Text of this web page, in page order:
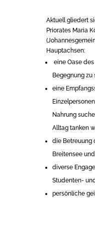
Aktuell gliedert
Priorates Maria
Hauptachsen:
eine Oase
Begegnung zu
eine
Nahrung
Alltag tanken
die Betreuung
Breitensee
diverse
Studenten-
persönliche